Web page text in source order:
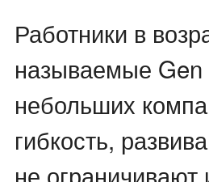
Работники в
называемые Gen
небольших
гибкость,
не ограничивают